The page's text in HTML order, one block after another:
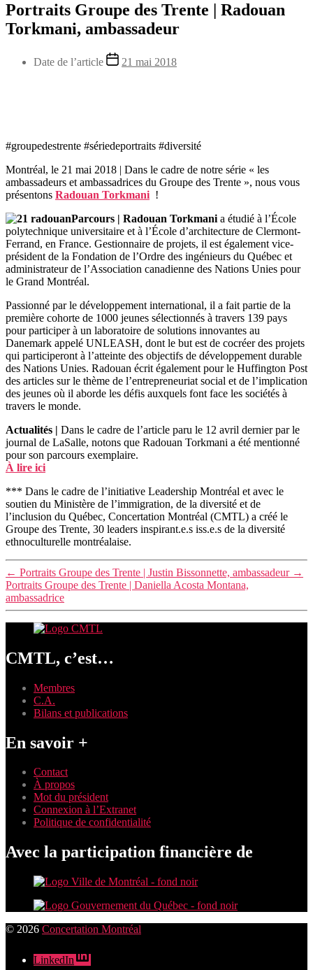
Portraits Groupe des Trente | Radouan
Torkmani, ambassadeur
Date de l’article 21 mai 2018
#groupedestrente #sériedeportraits #diversité
Montréal, le 21 mai 2018 | Dans le cadre de notre série « les
ambassadeurs et ambassadrices du Groupe des Trente », nous vous
présentons Radouan Torkmani !
Parcours | Radouan Torkmani a étudié à l’École
polytechnique universitaire et à l’École d’architecture de Clermont-
Ferrand, en France. Gestionnaire de projets, il est également vice-
président de la Fondation de l’Ordre des ingénieurs du Québec et
administrateur de l’Association canadienne des Nations Unies pour
le Grand Montréal.
Passionné par le développement international, il a fait partie de la
première cohorte de 1000 jeunes sélectionnés à travers 139 pays
pour participer à un laboratoire de solutions innovantes au
Danemark appelé UNLEASH, dont le but est de cocréer des projets
qui participeront à l’atteinte des objectifs de développement durable
des Nations Unies. Radouan écrit également pour le Huffington Post
des articles sur le thème de l’entrepreneuriat social et de l’implication
des jeunes où il aborde les défis auxquels font face les sociétés à
travers le monde.
Actualités | Dans le cadre de l’article paru le 12 avril dernier par le
journal de LaSalle, notons que Radouan Torkmani a été mentionné
pour son parcours exemplaire.
À lire ici
*** Dans le cadre de l’initiative Leadership Montréal et avec le
soutien du Ministère de l’immigration, de la diversité et de
l’inclusion du Québec, Concertation Montréal (CMTL) a créé le
Groupe des Trente, 30 leaders inspirant.e.s iss.e.s de la diversité
ethnoculturelle montréalaise.
← Portraits Groupe des Trente | Justin Bissonnette, ambassadeur →
Portraits Groupe des Trente | Daniella Acosta Montana,
ambassadrice
CMTL, c’est…
Membres
C.A.
Bilans et publications
En savoir +
Contact
À propos
Mot du président
Connexion à l’Extranet
Politique de confidentialité
Avec la participation financière de
© 2026 Concertation Montréal
LinkedIn